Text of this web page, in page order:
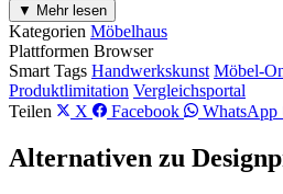
▼ Mehr lesen
Kategorien Möbelhaus
Plattformen Browser
Smart Tags Handwerkskunst Möbel-
Produktlimitation Vergleichsportal
Teilen
X Facebook WhatsApp
Alternativen zu